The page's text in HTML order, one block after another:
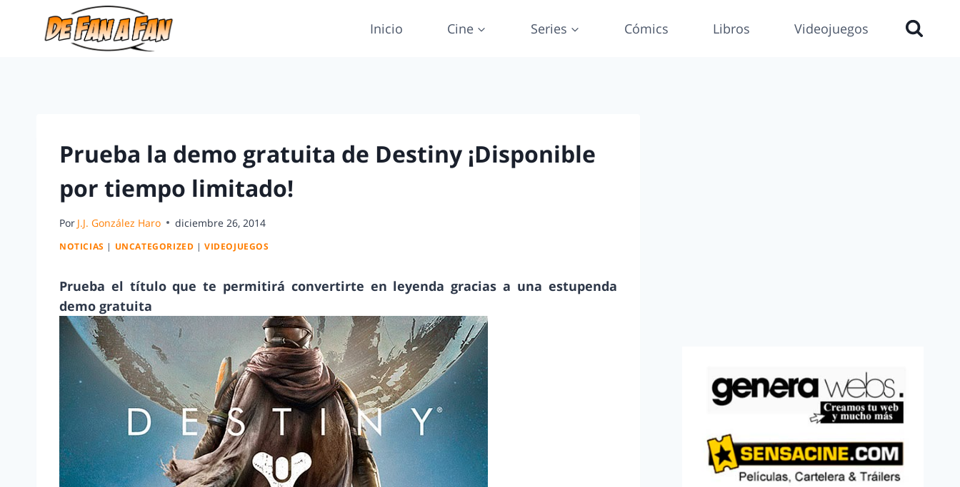
Inicio Cine Series Cómics Libros Videojuegos
Prueba la demo gratuita de Destiny ¡Disponible
por tiempo limitado!
Por J.J. González Haro diciembre 26, 2014
NOTICIAS | UNCATEGORIZED |VIDEOJUEGOS
Prueba el título que te permitirá convertirte en leyenda gracias a una estupenda
demo gratuita